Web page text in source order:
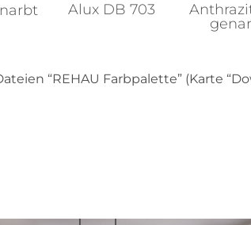
Alux DB 703
“REHAU Farbpalette” (Karte